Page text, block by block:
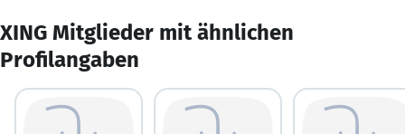
XING Mitglieder mit ähnlichen
Profilangaben